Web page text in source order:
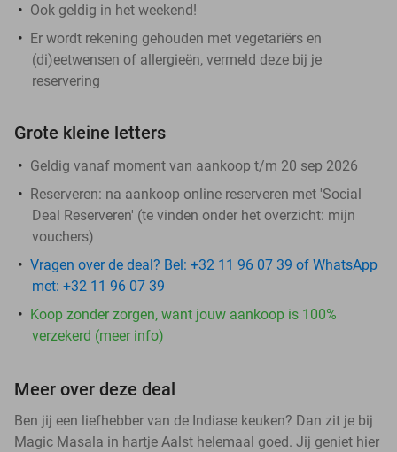
Ook geldig in het weekend!
Er wordt rekening gehouden met vegetariërs en
(di)eetwensen of allergieën, vermeld deze bij je
reservering
Grote kleine letters
Geldig vanaf moment van aankoop t/m 20 sep 2026
Reserveren: na aankoop online reserveren met 'Social
Deal Reserveren' (te vinden onder het overzicht: mijn
vouchers)
Vragen over de deal? Bel: +32 11 96 07 39 of WhatsApp
met: +32 11 96 07 39
Koop zonder zorgen, want jouw aankoop is 100%
verzekerd (meer info)
Meer over deze deal
Ben jij een liefhebber van de Indiase keuken? Dan zit je bij
Magic Masala in hartje Aalst helemaal goed. Jij geniet hier